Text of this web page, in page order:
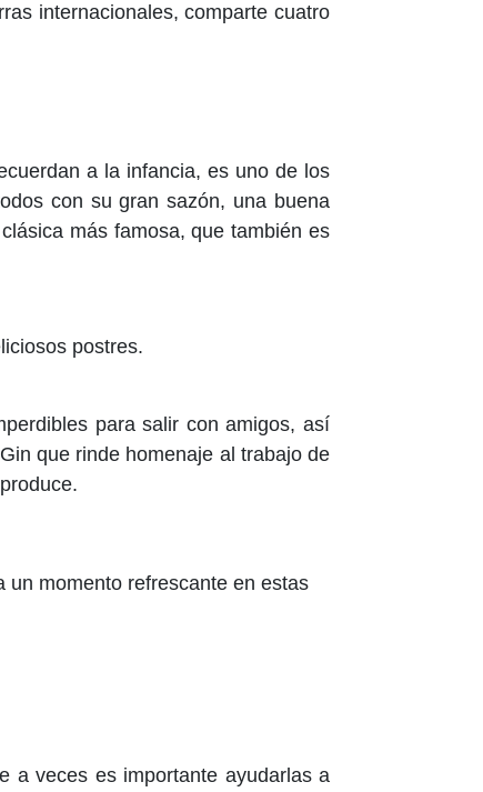
internacionales, comparte cuatro
a la infancia, es uno de los
con su gran sazón, una buena
más famosa, que también es
postres.
para salir con amigos, así
que rinde homenaje al trabajo de
un momento refrescante en estas
a veces es importante ayudarlas a